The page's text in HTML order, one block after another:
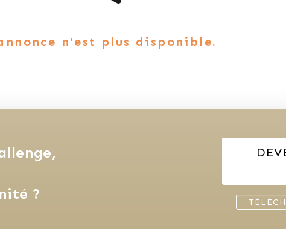
n'est plus disponible.
?